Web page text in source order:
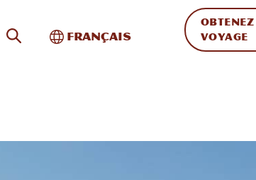
Recherche sur le site
Basculer vers
Français
VOYAGE